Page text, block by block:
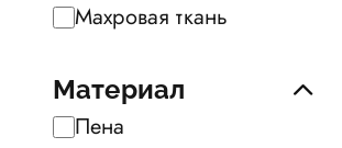
Махровая ткань
Материал
Пена